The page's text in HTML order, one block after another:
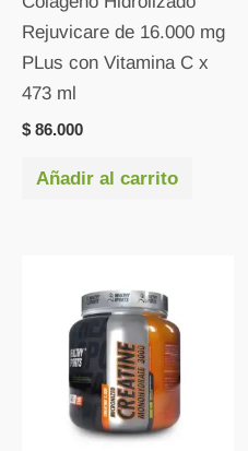
Rejuvicare de 16.000 mg
PLus con Vitamina C x
473 ml
$ 86.000
Añadir al carrito